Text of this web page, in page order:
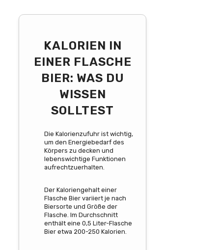
KALORIEN IN
EINER FLASCHE
BIER: WAS DU
WISSEN
SOLLTEST
Die Kalorienzufuhr ist wichtig,
um den Energiebedarf des
Körpers zu decken und
lebenswichtige Funktionen
aufrechtzuerhalten.
Der Kaloriengehalt einer
Flasche Bier variiert je nach
Biersorte und Größe der
Flasche. Im Durchschnitt
enthält eine 0,5 Liter-Flasche
Bier etwa 200-250 Kalorien.